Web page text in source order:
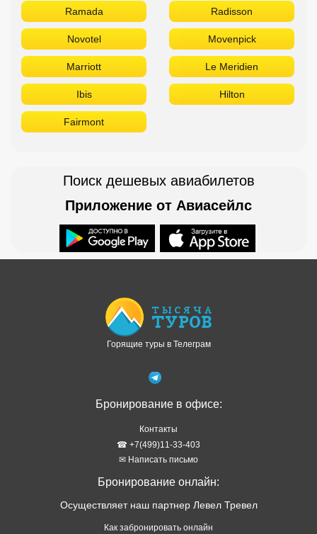
Ramada Radisson
Novotel Movenpick
Marriott Le Meridien
Ibis Hilton
Fairmont
Поиск дешевых авиабилетов
Приложение от Авиасейлс
Горящие туры в Телеграм
Бронирование в офисе:
Контакты
☎ +7(499)11-33-403
✉ Написать письмо
Бронирование онлайн:
Осуществляет наш партнер Левел Тревел
Как забронировать онлайн